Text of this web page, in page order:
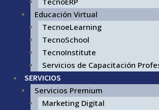
Educación Virtual
TecnoeLearning
TecnoSchool
TecnoInstitute
Servicios de Capacitación
SERVICIOS
Servicios Premium
Marketing Digital